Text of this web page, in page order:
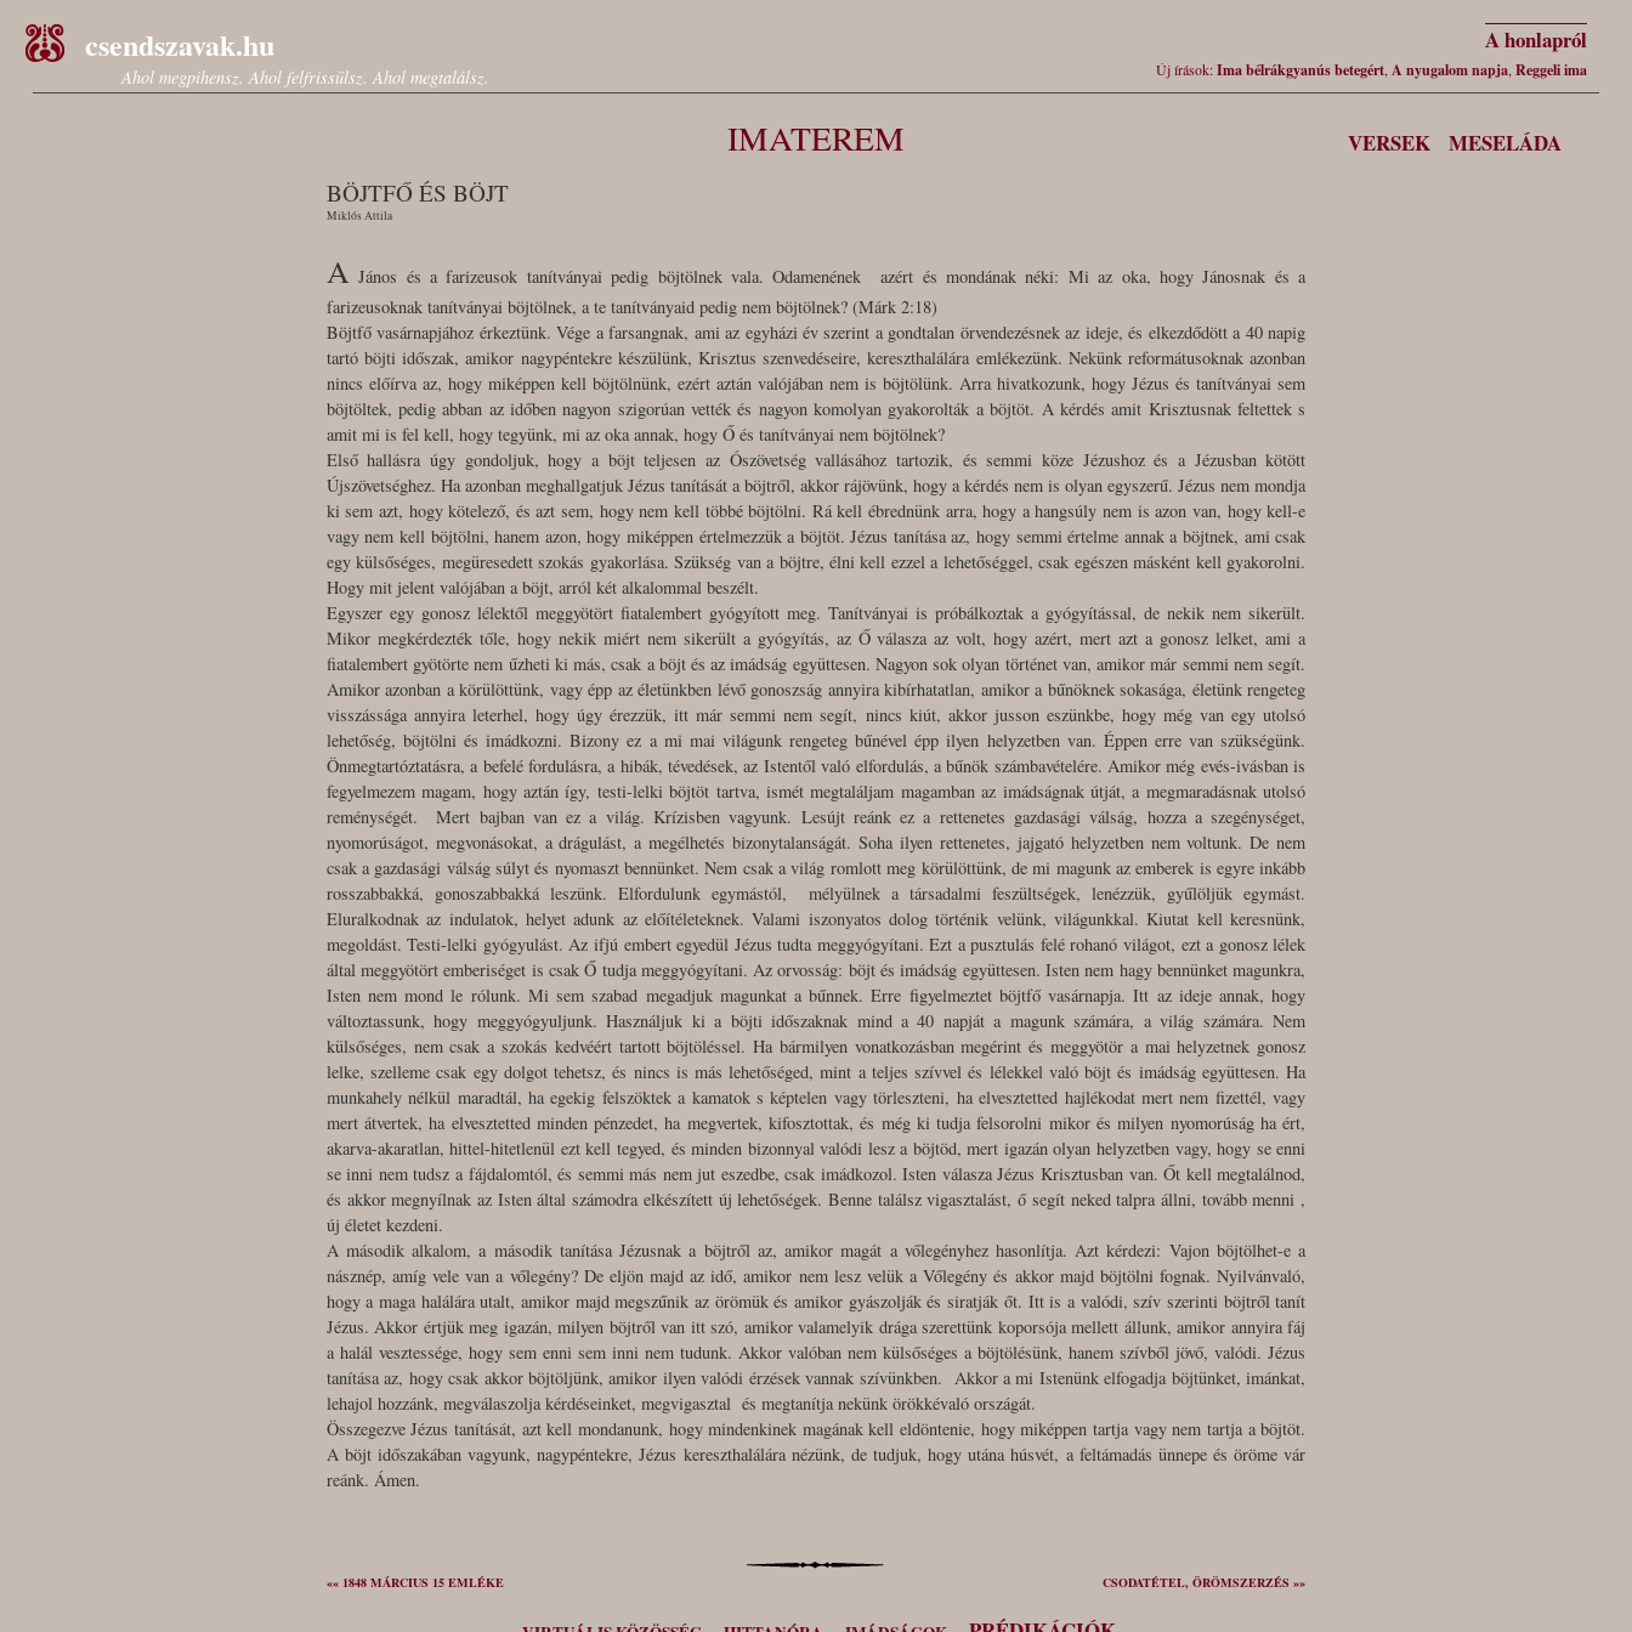
csendszavak.hu
Ahol megpihensz. Ahol felfrissülsz. Ahol megtalálsz.
A honlapról
Új írások:Ima bélrákgyanús betegért A nyugalom napja ,Reggeli ima
IMATEREM VERSEK
MESELÁDA
BÖJTFŐ ÉS BÖJT
Miklós Attila
A János és a farizeusok tanítványai pedig böjtölnek vala. Odamenének azért és mondának néki: Mi az oka, hogy Jánosnak és a
farizeusoknak tanítványai böjtölnek, a te tanítványaid pedig nem böjtölnek? (Márk 2:18)
Böjtfő vasárnapjához érkeztünk. Vége a farsangnak, ami az egyházi év szerint a gondtalan örvendezésnek az ideje, és elkezdődött a 40 napig
tartó böjti időszak, amikor nagypéntekre készülünk, Krisztus szenvedéseire, kereszthalálára emlékezünk. Nekünk reformátusoknak azonban
nincs előírva az, hogy miképpen kell böjtölnünk, ezért aztán valójában nem is böjtölünk. Arra hivatkozunk, hogy Jézus és tanítványai sem
böjtöltek, pedig abban az időben nagyon szigorúan vették és nagyon komolyan gyakorolták a böjtöt. A kérdés amit Krisztusnak feltettek s
amit mi is fel kell, hogy tegyünk, mi az oka annak, hogy Ő és tanítványai nem böjtölnek?
Első hallásra úgy gondoljuk, hogy a böjt teljesen az Ószövetség vallásához tartozik, és semmi köze Jézushoz és a Jézusban kötött
Újszövetséghez. Ha azonban meghallgatjuk Jézus tanítását a böjtről, akkor rájövünk, hogy a kérdés nem is olyan egyszerű. Jézus nem mondja
ki sem azt, hogy kötelező, és azt sem, hogy nem kell többé böjtölni. Rá kell ébrednünk arra, hogy a hangsúly nem is azon van, hogy kell-e
vagy nem kell böjtölni, hanem azon, hogy miképpen értelmezzük a böjtöt. Jézus tanítása az, hogy semmi értelme annak a böjtnek, ami csak
egy külsőséges, megüresedett szokás gyakorlása. Szükség van a böjtre, élni kell ezzel a lehetőséggel, csak egészen másként kell gyakorolni.
Hogy mit jelent valójában a böjt, arról két alkalommal beszélt.
Egyszer egy gonosz lélektől meggyötört fiatalembert gyógyított meg. Tanítványai is próbálkoztak a gyógyítással, de nekik nem sikerült.
Mikor megkérdezték tőle, hogy nekik miért nem sikerült a gyógyítás, az Ő válasza az volt, hogy azért, mert azt a gonosz lelket, ami a
fiatalembert gyötörte nem űzheti ki más, csak a böjt és az imádság együttesen. Nagyon sok olyan történet van, amikor már semmi nem segít.
Amikor azonban a körülöttünk, vagy épp az életünkben lévő gonoszság annyira kibírhatatlan, amikor a bűnöknek sokasága, életünk rengeteg
visszássága annyira leterhel, hogy úgy érezzük, itt már semmi nem segít, nincs kiút, akkor jusson eszünkbe, hogy még van egy utolsó
lehetőség, böjtölni és imádkozni. Bizony ez a mi mai világunk rengeteg bűnével épp ilyen helyzetben van. Éppen erre van szükségünk.
Önmegtartóztatásra, a befelé fordulásra, a hibák, tévedések, az Istentől való elfordulás, a bűnök számbavételére. Amikor még evés-ivásban is
fegyelmezem magam, hogy aztán így, testi-lelki böjtöt tartva, ismét megtaláljam magamban az imádságnak útját, a megmaradásnak utolsó
reménységét. Mert bajban van ez a világ. Krízisben vagyunk. Lesújt reánk ez a rettenetes gazdasági válság, hozza a szegénységet,
nyomorúságot, megvonásokat, a drágulást, a megélhetés bizonytalanságát. Soha ilyen rettenetes, jajgató helyzetben nem voltunk. De nem
csak a gazdasági válság súlyt és nyomaszt bennünket. Nem csak a világ romlott meg körülöttünk, de mi magunk az emberek is egyre inkább
rosszabbakká, gonoszabbakká leszünk. Elfordulunk egymástól, mélyülnek a társadalmi feszültségek, lenézzük, gyűlöljük egymást.
Eluralkodnak az indulatok, helyet adunk az előítéleteknek. Valami iszonyatos dolog történik velünk, világunkkal. Kiutat kell keresnünk,
megoldást. Testi-lelki gyógyulást. Az ifjú embert egyedül Jézus tudta meggyógyítani. Ezt a pusztulás felé rohanó világot, ezt a gonosz lélek
által meggyötört emberiséget is csak Ő tudja meggyógyítani. Az orvosság: böjt és imádság együttesen. Isten nem hagy bennünket magunkra,
Isten nem mond le rólunk. Mi sem szabad megadjuk magunkat a bűnnek. Erre figyelmeztet böjtfő vasárnapja. Itt az ideje annak, hogy
változtassunk, hogy meggyógyuljunk. Használjuk ki a böjti időszaknak mind a 40 napját a magunk számára, a világ számára. Nem
külsőséges, nem csak a szokás kedvéért tartott böjtöléssel. Ha bármilyen vonatkozásban megérint és meggyötör a mai helyzetnek gonosz
lelke, szelleme csak egy dolgot tehetsz, és nincs is más lehetőséged, mint a teljes szívvel és lélekkel való böjt és imádság együttesen. Ha
munkahely nélkül maradtál, ha egekig felszöktek a kamatok s képtelen vagy törleszteni, ha elvesztetted hajlékodat mert nem fizettél, vagy
mert átvertek, ha elvesztetted minden pénzedet, ha megvertek, kifosztottak, és még ki tudja felsorolni mikor és milyen nyomorúság ha ért,
akarva-akaratlan, hittel-hitetlenül ezt kell tegyed, és minden bizonnyal valódi lesz a böjtöd, mert igazán olyan helyzetben vagy, hogy se enni
se inni nem tudsz a fájdalomtól, és semmi más nem jut eszedbe, csak imádkozol. Isten válasza Jézus Krisztusban van. Őt kell megtalálnod,
és akkor megnyílnak az Isten által számodra elkészített új lehetőségek. Benne találsz vigasztalást, ő segít neked talpra állni, tovább menni ,
új életet kezdeni.
A második alkalom, a második tanítása Jézusnak a böjtről az, amikor magát a vőlegényhez hasonlítja. Azt kérdezi: Vajon böjtölhet-e a
násznép, amíg vele van a vőlegény? De eljön majd az idő, amikor nem lesz velük a Vőlegény és akkor majd böjtölni fognak. Nyilvánvaló,
hogy a maga halálára utalt, amikor majd megszűnik az örömük és amikor gyászolják és siratják őt. Itt is a valódi, szív szerinti böjtről tanít
Jézus. Akkor értjük meg igazán, milyen böjtről van itt szó, amikor valamelyik drága szerettünk koporsója mellett állunk, amikor annyira fáj
a halál vesztessége, hogy sem enni sem inni nem tudunk. Akkor valóban nem külsőséges a böjtölésünk, hanem szívből jövő, valódi. Jézus
tanítása az, hogy csak akkor böjtöljünk, amikor ilyen valódi érzések vannak szívünkben. Akkor a mi Istenünk elfogadja böjtünket, imánkat,
lehajol hozzánk, megválaszolja kérdéseinket, megvigasztal és megtanítja nekünk örökkévaló országát.
Összegezve Jézus tanítását, azt kell mondanunk, hogy mindenkinek magának kell eldöntenie, hogy miképpen tartja vagy nem tartja a böjtöt.
A böjt időszakában vagyunk, nagypéntekre, Jézus kereszthalálára nézünk, de tudjuk, hogy utána húsvét, a feltámadás ünnepe és öröme vár
reánk. Ámen.
«« 1848 MÁRCIUS 15 EMLÉKE CSODATÉTEL, ÖRÖMSZERZÉS »»